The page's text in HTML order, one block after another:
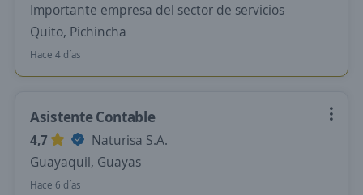
Importante empresa del sector de servicios
Quito, Pichincha
Hace 4 días
Asistente Contable
4,7
Naturisa S.A.
Guayaquil, Guayas
Hace 6 días